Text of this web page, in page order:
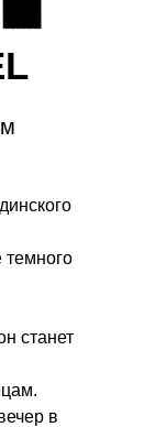
темного
станет
в